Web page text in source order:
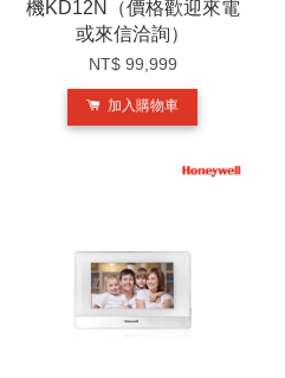
機KD12N（價格歡迎來電
或來信洽詢）
NT$ 99,999
加入購物車